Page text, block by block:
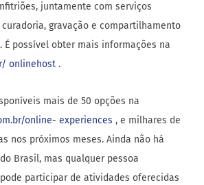
juntamente com serviços
gravação e compartilhamento
É possível obter mais informações na
r/ onlinehost .
mais de 50 opções na
online- experiences , e milhares de
nos próximos meses. Ainda não há
Brasil, mas qualquer pessoa
participar de atividades oferecidas